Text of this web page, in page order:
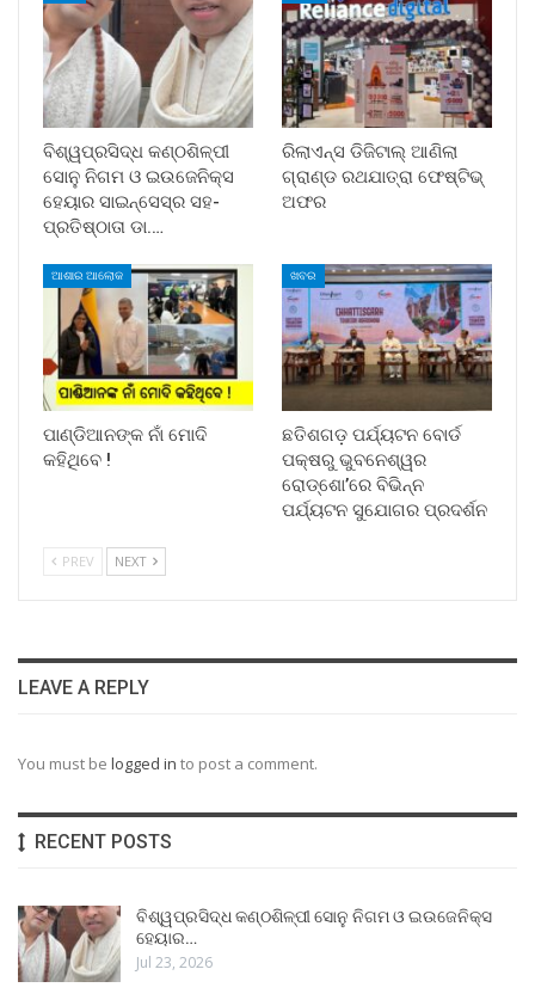
ବିଶ୍ୱପ୍ରସିଦ୍ଧ କଣ୍ଠଶିଳ୍ପୀ
ସୋନୁ ନିଗମ ଓ ଇଉଜେନିକ୍ସ
ହେୟାର ସାଇନ୍ସେସ୍ର ସହ-
ପ୍ରତିଷ୍ଠାତା ଡା.…
ରିଲାଏନ୍ସ ଡିଜିଟାଲ୍ ଆଣିଲା
ଗ୍ରାଣ୍ଡ ରଥଯାତ୍ରା ଫେଷ୍ଟିଭ୍
ଅଫର
ଆଶାର ଆଲୋକ
ପାଣ୍ଡିଆନଙ୍କ ନାଁ ମୋଦି
କହିଥିବେ !
ଖବର
ଛତିଶଗଡ଼ ପର୍ଯ୍ୟଟନ ବୋର୍ଡ
ପକ୍ଷରୁ ଭୁବନେଶ୍ୱର
ରୋଡ୍‌ଶୋ’ରେ ବିଭିନ୍ନ
ପର୍ଯ୍ୟଟନ ସୁଯୋଗର ପ୍ରଦର୍ଶନ
PREV NEXT
LEAVE A REPLY
You must be logged in to post a comment.
RECENT POSTS
ବିଶ୍ୱପ୍ରସିଦ୍ଧ କଣ୍ଠଶିଳ୍ପୀ ସୋନୁ ନିଗମ ଓ ଇଉଜେନିକ୍ସ
ହେୟାର…
Jul 23, 2026